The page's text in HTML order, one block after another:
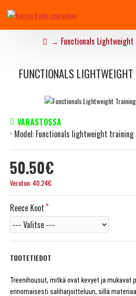
Functionals Lightweight
FUNCTIONALS
50.50€
Veroton: 40.24€
VARASTOSSA
Model:Functionals lightweight training
Reece Koot
TUOTETIEDOT
Treenihousut, mitkä ovat kevyet ja mukavat
erinomaisesti saliharjoitteluun, sillä